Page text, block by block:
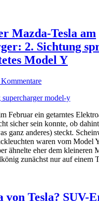
Mazda-Tesla am
2. Sichtung
Model Y
Kommentare
Februar ein getarntes
sicher sein konnte, ob
ganz anderes) steckt.
waren vom Model
ähnelte eher dem
zunächst nur auf einem
von Tesla? SUV-